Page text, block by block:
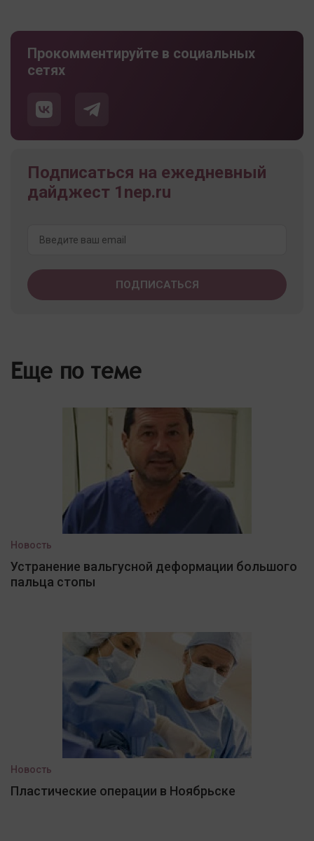
Прокомментируйте в социальных
сетях
Подписаться на ежедневный
дайджест 1nep.ru
Еще по теме
Новость
Устранение вальгусной деформации большого
пальца стопы
Новость
Пластические операции в Ноябрьске